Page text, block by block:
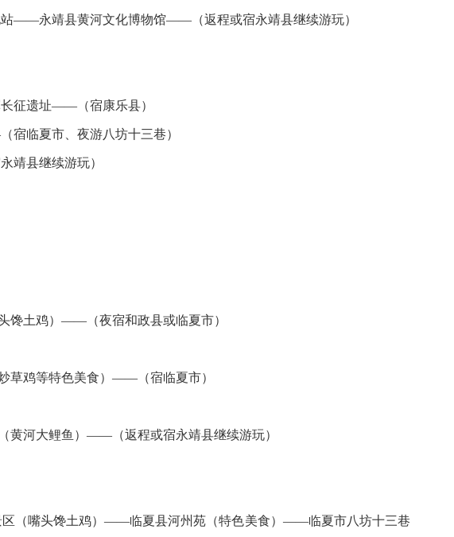
永靖县黄河文化博物馆——（返程或宿永靖县继续游玩）
征遗址——（宿康乐县）
临夏市、夜游八坊十三巷）
县继续游玩）
馋土鸡）——（夜宿和政县或临夏市）
草鸡等特色美食）——（宿临夏市）
河大鲤鱼）——（返程或宿永靖县继续游玩）
（嘴头馋土鸡）——临夏县河州苑（特色美食）——临夏市八坊十三巷